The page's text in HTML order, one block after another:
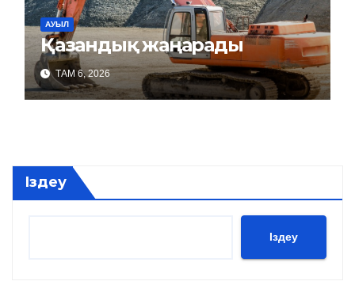
АУЫЛ
Қазандық жаңарады
ТАМ 6, 2026
Іздеу
Іздеу